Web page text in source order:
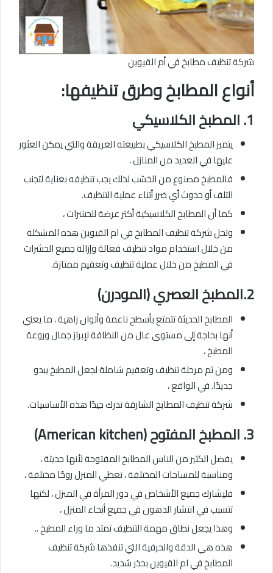
شركة تنظيف مطابخ في أم القيوين
أنواع المطابخ وطرق تنظيفها:
1. المطبخ الكلاسيكي
يتميز المطبخ الكلاسيكي بطبيعته العريقة والتي يمكن العثور
عليها في العديد من المنازل ،
فالمطبخ مصنوع من الخشب لذلك يجب تنظيفه بعناية لتجنب
التلف أو حدوث أي ضرر أثناء عملية التنظيف.
كما أن المطابخ الكلاسيكية أكثر عرضة للحشرات ،
وتحل شركة تنظيف المطابخ في ام القيوين هذه المشكلة
من خلال استخدام مواد تنظيف فعالة وإزالة جميع الحشرات
في المطبخ من خلال عملية تنظيف وتعقيم ممتازة.
2.المطبخ العصري (المودرن)
المطابخ الحديثة تتمتع بأسطح ناعمة وألوان زاهية ، ما يعني
أنها بحاجة إلى مستوى عال من النظافة لإبراز جمال وروعة
المطبخ ،
ومن ثم مرحلة تنظيف وتعقيم شاملة لجعل المطبخ يبدو
جديدًا. في الواقع ،
شركة تنظيف المطابخ الشارقة تدرك جيدًا هذه الأساسيات.
3. المطبخ المفتوح (American kitchen)
يفضل الكثير من الناس المطابخ المفتوحة لأنها حديثة ،
ومناسبة للمساحات المختلفة ، تعطي المنزل روحًا مختلفة ،
فليشارك جميع الأشخاص في دور المرأة في المنزل ، لكنها
تتسبب في انتشار الدهون في جميع أنحاء المنزل ،
وهذا يجعل نطاق مهمة التنظيف تمتد ما وراء المطبخ ..
هذه هي الدقة والحرفية التي تنفذها شركة تنظيف
المطابخ في ام القيوين بحذر شديد.